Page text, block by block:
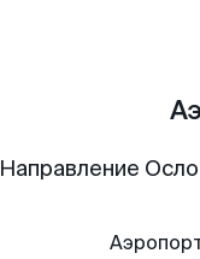
Направление